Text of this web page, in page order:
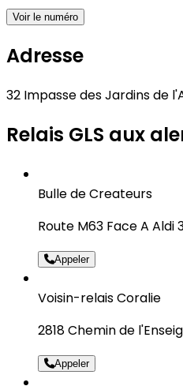
Voir le numéro
Adresse
32 Impasse des Jardins de
Relais GLS aux
Bulle de Createurs
Route M63 Face A Aldi
Appeler
Voisin-relais Coralie
2818 Chemin de
Appeler